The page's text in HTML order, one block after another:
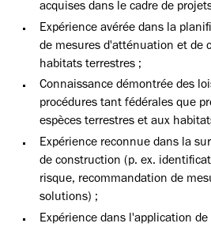
acquises dans le cadre de
Expérience avérée dans la
de mesures d'atténuation et de
habitats terrestres ;
Connaissance démontrée des
procédures tant fédérales que
espèces terrestres et aux
Expérience reconnue dans la
de construction (p. ex.
risque, recommandation de
solutions) ;
Expérience dans l'application